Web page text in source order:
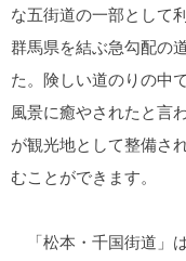
な五街道の一部として
群馬県を結ぶ急勾配の
た。険しい道のりの中
風景に癒やされたと言
が観光地として整備さ
むことができます。
「松本・千国街道」